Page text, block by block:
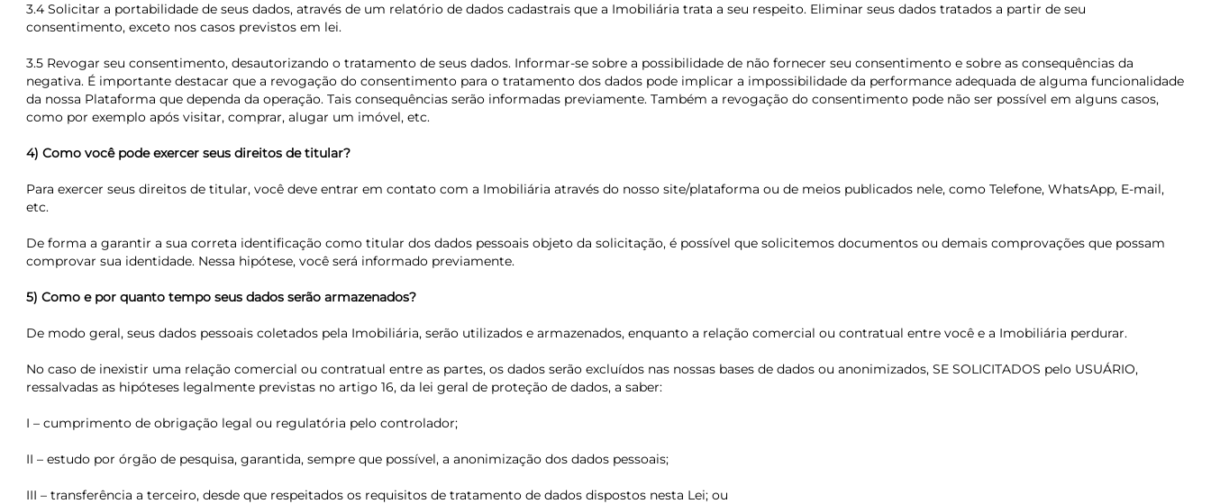
3.4 Solicitar a portabilidade de seus dados, através de um relatório de dados cadastrais que a Imobiliária trata a seu respeito. Eliminar seus dados tratados a partir de seu
consentimento, exceto nos casos previstos em lei.
3.5 Revogar seu consentimento, desautorizando o tratamento de seus dados. Informar-se sobre a possibilidade de não fornecer seu consentimento e sobre as consequências da
negativa. É importante destacar que a revogação do consentimento para o tratamento dos dados pode implicar a impossibilidade da performance adequada de alguma funcionalidade
da nossa Plataforma que dependa da operação. Tais consequências serão informadas previamente. Também a revogação do consentimento pode não ser possível em alguns casos,
como por exemplo após visitar, comprar, alugar um imóvel, etc.
4) Como você pode exercer seus direitos de titular?
Para exercer seus direitos de titular, você deve entrar em contato com a Imobiliária através do nosso site/plataforma ou de meios publicados nele, como Telefone, WhatsApp, E-mail,
etc.
De forma a garantir a sua correta identificação como titular dos dados pessoais objeto da solicitação, é possível que solicitemos documentos ou demais comprovações que possam
comprovar sua identidade. Nessa hipótese, você será informado previamente.
5) Como e por quanto tempo seus dados serão armazenados?
De modo geral, seus dados pessoais coletados pela Imobiliária, serão utilizados e armazenados, enquanto a relação comercial ou contratual entre você e a Imobiliária perdurar.
No caso de inexistir uma relação comercial ou contratual entre as partes, os dados serão excluídos nas nossas bases de dados ou anonimizados, SE SOLICITADOS pelo USUÁRIO,
ressalvadas as hipóteses legalmente previstas no artigo 16, da lei geral de proteção de dados, a saber:
I – cumprimento de obrigação legal ou regulatória pelo controlador;
II – estudo por órgão de pesquisa, garantida, sempre que possível, a anonimização dos dados pessoais;
III – transferência a terceiro, desde que respeitados os requisitos de tratamento de dados dispostos nesta Lei; ou